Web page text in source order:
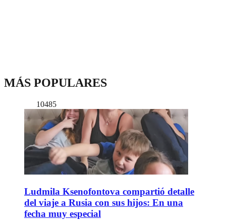
MÁS POPULARES
10485
Ludmila Ksenofontova compartió detalle
del viaje a Rusia con sus hijos: En una
fecha muy especial